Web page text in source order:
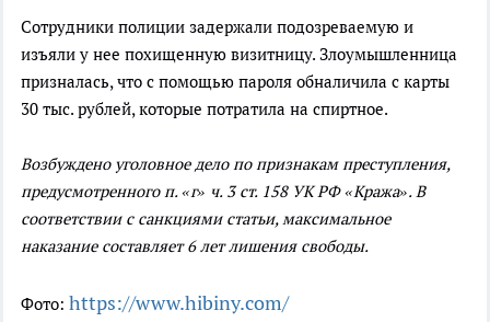
Сотрудники полиции задержали подозреваемую и
изъяли у нее похищенную визитницу. Злоумышленница
призналась, что с помощью пароля обналичила с карты
30 тыс. рублей, которые потратила на спиртное.
Возбуждено уголовное дело по признакам преступления,
предусмотренного п. «г» ч. 3 ст. 158 УК РФ «Кража». В
соответствии с санкциями статьи, максимальное
наказание составляет 6 лет лишения свободы.
Фото: https://www.hibiny.com/